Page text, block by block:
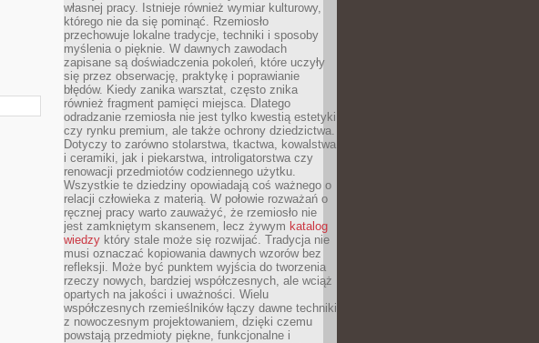
własnej pracy. Istnieje również wymiar kulturowy,
którego nie da się pominąć. Rzemiosło
przechowuje lokalne tradycje, techniki i sposoby
myślenia o pięknie. W dawnych zawodach
zapisane są doświadczenia pokoleń, które uczyły
się przez obserwację, praktykę i poprawianie
błędów. Kiedy zanika warsztat, często znika
również fragment pamięci miejsca. Dlatego
odradzanie rzemiosła nie jest tylko kwestią estetyki
czy rynku premium, ale także ochrony dziedzictwa.
Dotyczy to zarówno stolarstwa, tkactwa, kowalstwa
i ceramiki, jak i piekarstwa, introligatorstwa czy
renowacji przedmiotów codziennego użytku.
Wszystkie te dziedziny opowiadają coś ważnego o
relacji człowieka z materią. W połowie rozważań o
ręcznej pracy warto zauważyć, że rzemiosło nie
jest zamkniętym skansenem, lecz żywym katalog
wiedzy który stale może się rozwijać. Tradycja nie
musi oznaczać kopiowania dawnych wzorów bez
refleksji. Może być punktem wyjścia do tworzenia
rzeczy nowych, bardziej współczesnych, ale wciąż
opartych na jakości i uważności. Wielu
współczesnych rzemieślników łączy dawne techniki
z nowoczesnym projektowaniem, dzięki czemu
powstają przedmioty piękne, funkcjonalne i